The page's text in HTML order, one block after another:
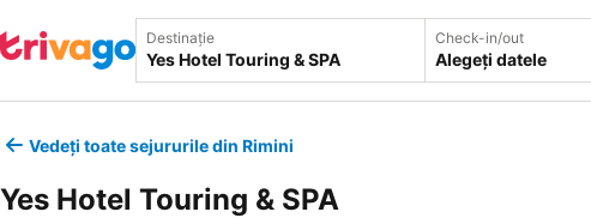
Destinație Check-in/out
Alegeți datele
Vedeți toate sejururile din Rimini
Yes Hotel Touring & SPA